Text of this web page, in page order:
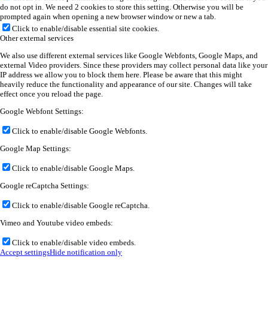
do not opt in. We need 2 cookies to store this setting. Otherwise you will be
prompted again when opening a new browser window or new a tab.
Click to enable/disable essential site cookies.
Other external services
We also use different external services like Google Webfonts, Google Maps, and
external Video providers. Since these providers may collect personal data like your
IP address we allow you to block them here. Please be aware that this might
heavily reduce the functionality and appearance of our site. Changes will take
effect once you reload the page.
Google Webfont Settings:
Click to enable/disable Google Webfonts.
Google Map Settings:
Click to enable/disable Google Maps.
Google reCaptcha Settings:
Click to enable/disable Google reCaptcha.
Vimeo and Youtube video embeds:
Click to enable/disable video embeds.
Accept settingsHide notification only